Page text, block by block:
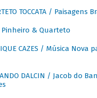
TOCCATA / Paisagens
Pinheiro & Quarteto
CAZES / Música Nova
DALCIN / Jacob do